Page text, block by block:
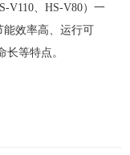
V110、HS-V80）一
能效率高、运行可
等特点。